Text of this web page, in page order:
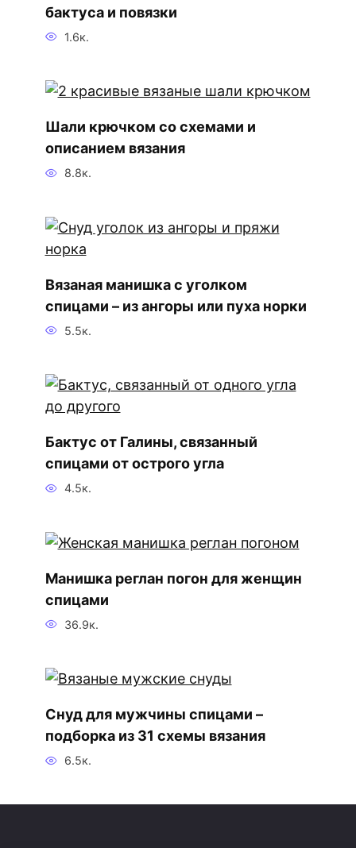
бактуса и повязки
1.6к.
Шали крючком со схемами и
описанием вязания
8.8к.
Вязаная манишка с уголком
спицами – из ангоры или пуха норки
5.5к.
Бактус от Галины, связанный
спицами от острого угла
4.5к.
Манишка реглан погон для женщин
спицами
36.9к.
Снуд для мужчины спицами –
подборка из 31 схемы вязания
6.5к.